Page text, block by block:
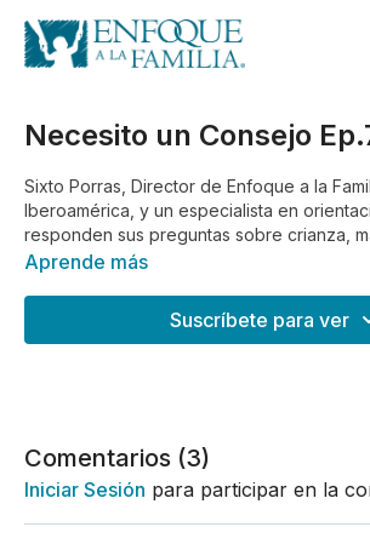
Necesito un Consejo
Sixto Porras, Director de Enfoque a la
Iberoamérica, y un especialista en
responden sus preguntas sobre crianza,
Aprende más
Suscríbete para ver
Comentarios (3)
Iniciar Sesión para participar en la